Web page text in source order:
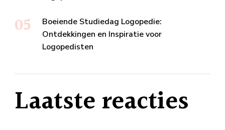
Boeiende Studiedag Logopedie:
Ontdekkingen en Inspiratie voor
Logopedisten
Laatste reacties